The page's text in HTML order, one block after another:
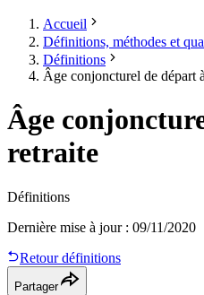
Accueil
Définitions, méthodes et
Définitions
Âge conjoncturel de départ
Âge
retraite
Définitions
Dernière mise à jour: 09/11/2020
Retour définitions
Partager